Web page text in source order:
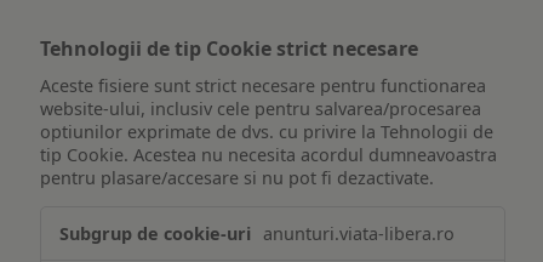
Tehnologii de tip Cookie strict necesare
Aceste fisiere sunt strict necesare pentru functionarea
website-ului, inclusiv cele pentru salvarea/procesarea
optiunilor exprimate de dvs. cu privire la Tehnologii de
tip Cookie. Acestea nu necesita acordul dumneavoastra
pentru plasare/accesare si nu pot fi dezactivate.
de
anunturi.viata-libera.ro